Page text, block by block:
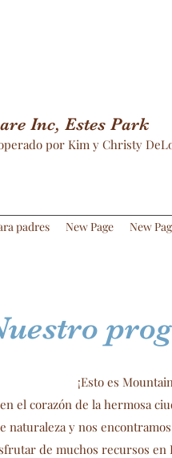
Inc, Estes Park
por Kim y Christy
padres New Page New
¡Esto es
el corazón de la hermosa
naturaleza y nos
de muchos recursos en